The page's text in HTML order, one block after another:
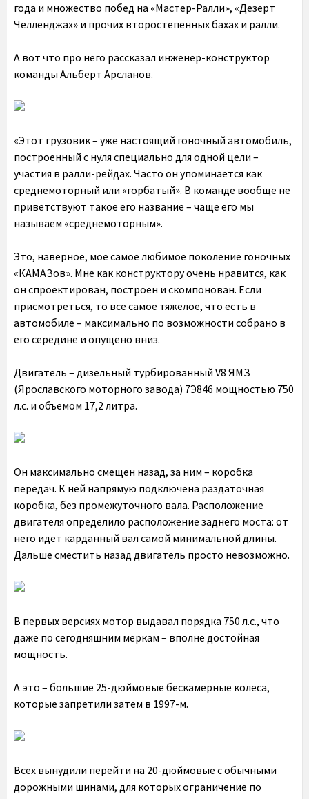
года и множество побед на «Мастер-Ралли», «Дезерт
Челленджах» и прочих второстепенных бахах и ралли.
А вот что про него рассказал инженер-конструктор
команды Альберт Арсланов.
«Этот грузовик – уже настоящий гоночный автомобиль,
построенный с нуля специально для одной цели –
участия в ралли-рейдах. Часто он упоминается как
среднемоторный или «горбатый». В команде вообще не
приветствуют такое его название – чаще его мы
называем «среднемоторным».
Это, наверное, мое самое любимое поколение гоночных
«КАМАЗов». Мне как конструктору очень нравится, как
он спроектирован, построен и скомпонован. Если
присмотреться, то все самое тяжелое, что есть в
автомобиле – максимально по возможности собрано в
его середине и опущено вниз.
Двигатель – дизельный турбированный V8 ЯМЗ
(Ярославского моторного завода) 7Э846 мощностью 750
л.с. и объемом 17,2 литра.
Он максимально смещен назад, за ним – коробка
передач. К ней напрямую подключена раздаточная
коробка, без промежуточного вала. Расположение
двигателя определило расположение заднего моста: от
него идет карданный вал самой минимальной длины.
Дальше сместить назад двигатель просто невозможно.
В первых версиях мотор выдавал порядка 750 л.с., что
даже по сегодняшним меркам – вполне достойная
мощность.
А это – большие 25-дюймовые бескамерные колеса,
которые запретили затем в 1997-м.
Всех вынудили перейти на 20-дюймовые с обычными
дорожными шинами, для которых ограничение по